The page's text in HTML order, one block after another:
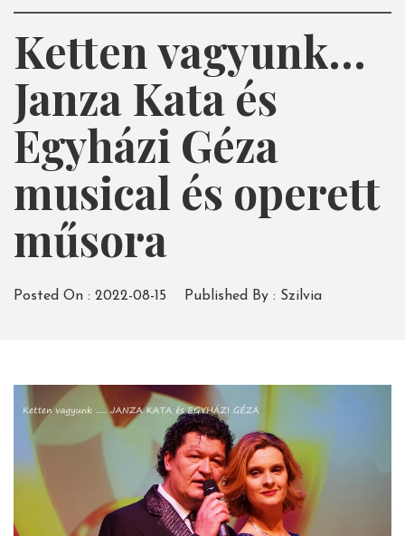
Ketten vagyunk…
Janza Kata és
Egyházi Géza
musical és operett
műsora
Posted On : 2022-08-15 Published By : Szilvia